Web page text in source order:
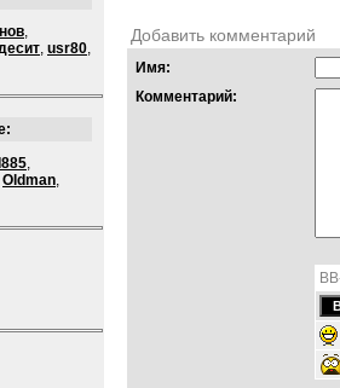
,
, usr80,
,
Oldman,
Добавить комментарий
Имя:
Комментарий: